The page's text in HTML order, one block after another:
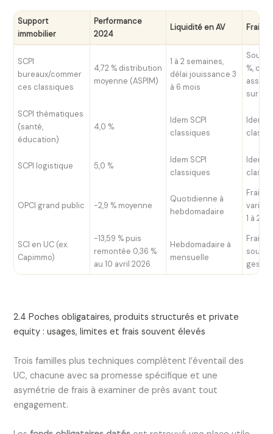
Support
immobilier
Performance
2024
Liquidité en AV Frais
SCPI
bureaux/commer
ces classiques
4,72 % distribution
moyenne (ASPIM)
1 à 2 semaines,
délai jouissance 3
à 6 mois
%,
sur
SCPI thématiques
(santé,
éducation)
4,0 %
Idem SCPI
classiques
Idem
SCPI logistique 5,0 %
Idem SCPI
classiques
Idem
OPCI grand public -2,9 % moyenne
Quotidienne à
hebdomadaire
Frais
1 à 2 %
SCI en UC (ex.
Capimmo)
-13,59 % puis
remontée 0,36 %
au 10 avril 2026
Hebdomadaire à
mensuelle
Frais
2.4 Poches obligataires, produits structurés et private
equity : usages, limites et frais souvent élevés
Trois familles plus techniques complètent l’éventail des
UC, chacune avec sa promesse spécifique et une
asymétrie de frais à examiner de près avant tout
engagement.